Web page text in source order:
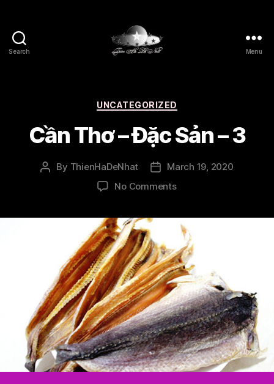
Search
Nhat
Menu
Categories
UNCATEGORIZED
Cần Thơ – Đặc Sản – 3
Post
By ThienHaDeNhat
Post
date
March 19, 2020
No Commentson
–
Đặc
Sản
–
3